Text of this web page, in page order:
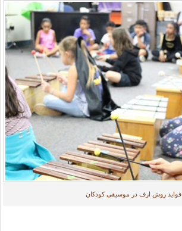
فواید روش ارف در موسیقی کودکان